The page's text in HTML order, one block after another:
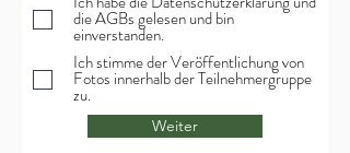
die AGBs gelesen und bin
einverstanden.
Ich stimme der Veröffentlichung von
Fotos innerhalb der Teilnehmergruppe
zu.
Weiter